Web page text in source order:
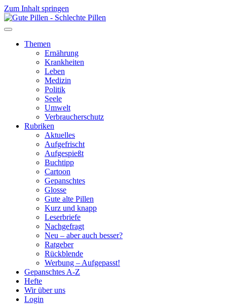
Zum Inhalt springen
Themen
Ernährung
Krankheiten
Leben
Medizin
Politik
Seele
Umwelt
Verbraucherschutz
Rubriken
Aktuelles
Aufgefrischt
Aufgespießt
Buchtipp
Cartoon
Gepanschtes
Glosse
Gute alte Pillen
Kurz und knapp
Leserbriefe
Nachgefragt
Neu – aber auch besser?
Ratgeber
Rückblende
Werbung – Aufgepasst!
Gepanschtes A-Z
Hefte
Wir über uns
Login